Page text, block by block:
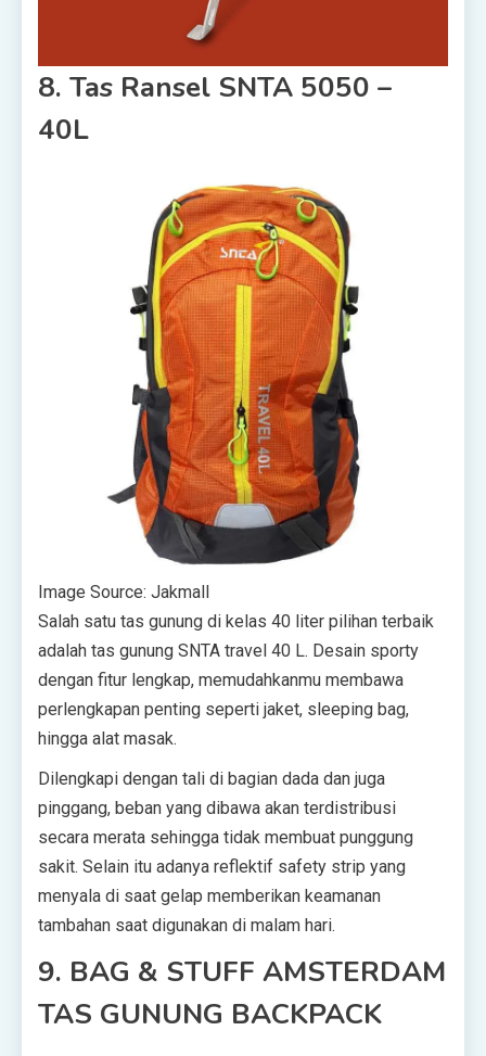
8. Tas Ransel SNTA 5050 –
40L
Image Source: Jakmall
Salah satu tas gunung di kelas 40 liter pilihan terbaik
adalah tas gunung SNTA travel 40 L. Desain sporty
dengan fitur lengkap, memudahkanmu membawa
perlengkapan penting seperti jaket, sleeping bag,
hingga alat masak.
Dilengkapi dengan tali di bagian dada dan juga
pinggang, beban yang dibawa akan terdistribusi
secara merata sehingga tidak membuat punggung
sakit. Selain itu adanya reflektif safety strip yang
menyala di saat gelap memberikan keamanan
tambahan saat digunakan di malam hari.
9. BAG & STUFF AMSTERDAM
TAS GUNUNG BACKPACK